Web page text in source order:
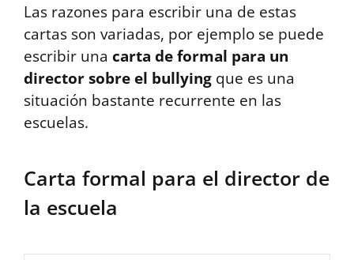
Las razones para escribir una de estas
cartas son variadas, por ejemplo se puede
escribir una carta de formal para un
director sobre el bullying que es una
situación bastante recurrente en las
escuelas.
Carta formal para el director de
la escuela